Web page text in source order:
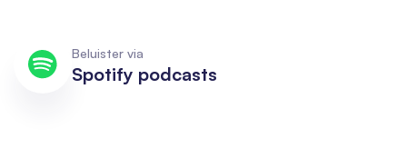
Beluister via
Spotify podcasts